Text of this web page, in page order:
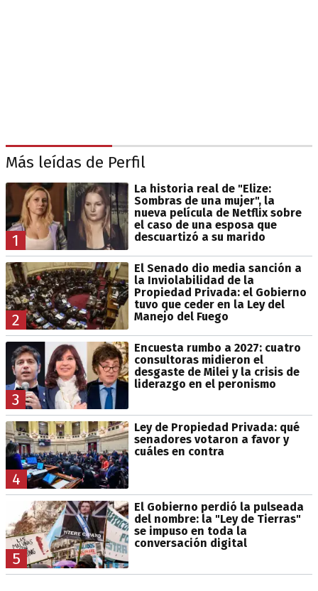
Más leídas de Perfil
1
La historia real de "Elize:
Sombras de una mujer", la
nueva película de Netflix sobre
el caso de una esposa que
descuartizó a su marido
2
El Senado dio media sanción a
la Inviolabilidad de la
Propiedad Privada: el Gobierno
tuvo que ceder en la Ley del
Manejo del Fuego
3
Encuesta rumbo a 2027: cuatro
consultoras midieron el
desgaste de Milei y la crisis de
liderazgo en el peronismo
4
Ley de Propiedad Privada: qué
senadores votaron a favor y
cuáles en contra
5
El Gobierno perdió la pulseada
del nombre: la "Ley de Tierras"
se impuso en toda la
conversación digital